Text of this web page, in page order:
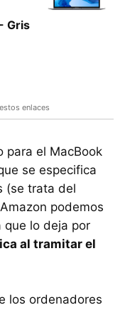
Gris
enlaces
para el MacBook
se especifica
(se trata del
podemos
que lo deja por
al tramitar el
los ordenadores